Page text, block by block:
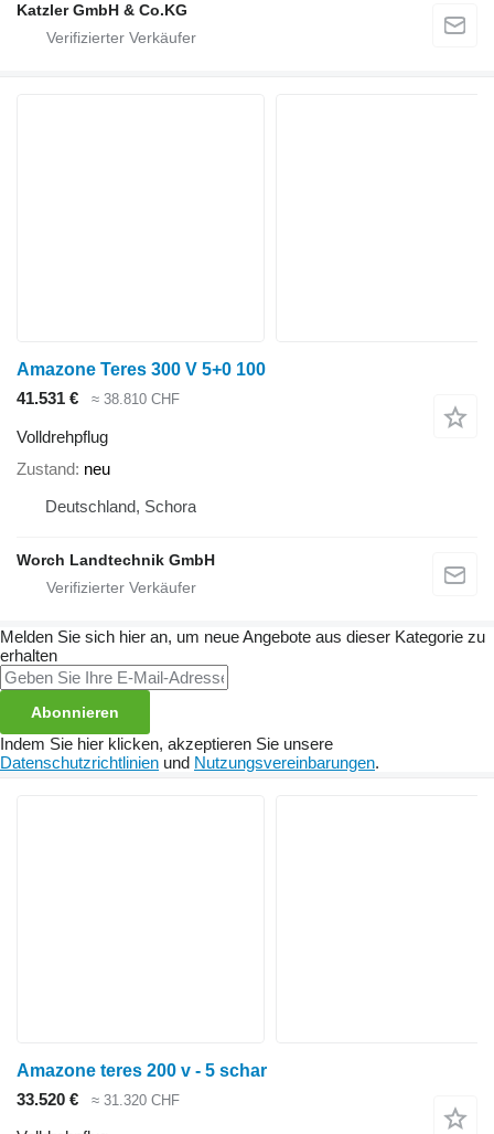
Katzler GmbH & Co.KG
Amazone Teres 300 V 5+0 100
41.531 €
≈ 38.810 CHF
Volldrehpflug
Zustand neu
Deutschland, Schora
Worch Landtechnik GmbH
Melden Sie sich hier an, um neue Angebote aus dieser Kategorie zu
erhalten
Abonnieren
Indem Sie hier klicken, akzeptieren Sie unsere
Datenschutzrichtlinien und Nutzungsvereinbarungen.
Amazone teres 200 v - 5 schar
33.520 €
≈ 31.320 CHF